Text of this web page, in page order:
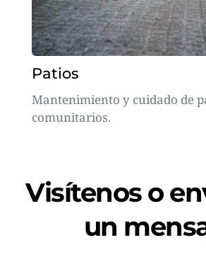
Patios
Mantenimiento y cuidado de
comunitarios.
Visítenos o
un